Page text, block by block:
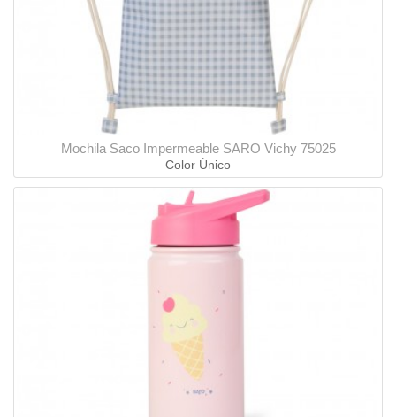
Mochila Saco Impermeable SARO Vichy 75025
Color Único